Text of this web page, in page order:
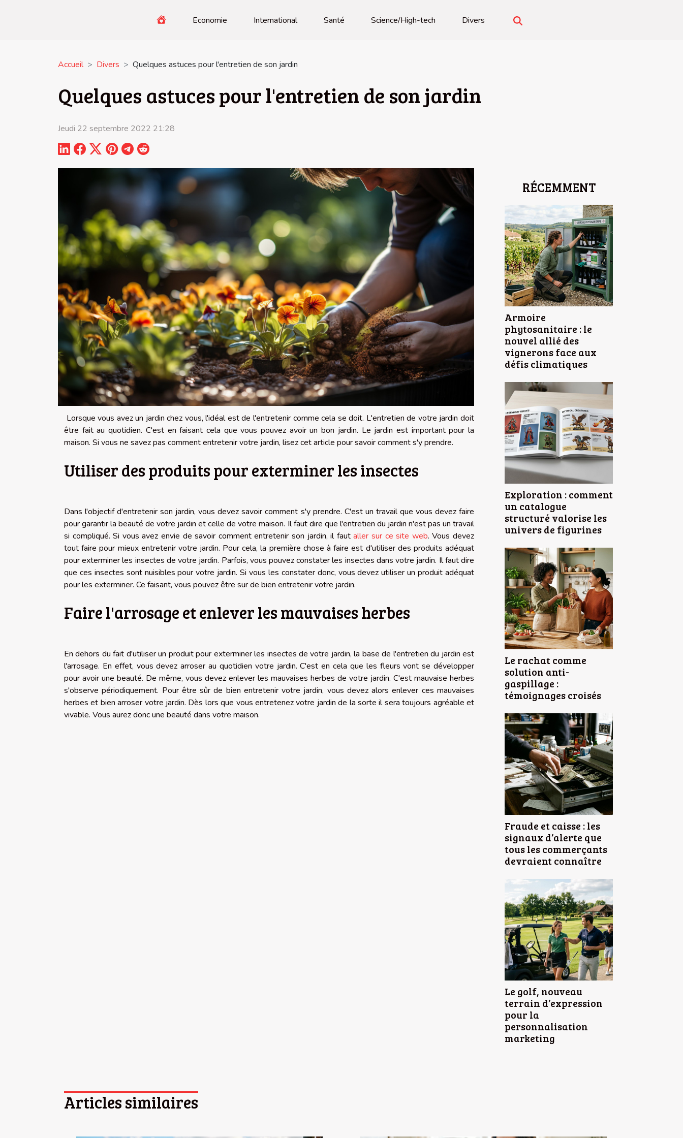
Economie International Santé Science/High-tech Divers
Accueil Divers Quelques astuces pour l'entretien de son jardin
Quelques astuces pour l'entretien de son jardin
Jeudi 22 septembre 2022 21:28
Lorsque vous avez un jardin chez vous, l'idéal est de l'entretenir comme cela se doit. L'entretien de votre jardin doit
être fait au quotidien. C'est en faisant cela que vous pouvez avoir un bon jardin. Le jardin est important pour la
maison. Si vous ne savez pas comment entretenir votre jardin, lisez cet article pour savoir comment s'y prendre.
Utiliser des produits pour exterminer les insectes
Dans l'objectif d'entretenir son jardin, vous devez savoir comment s'y prendre. C'est un travail que vous devez faire
pour garantir la beauté de votre jardin et celle de votre maison. Il faut dire que l'entretien du jardin n'est pas un travail
si compliqué. Si vous avez envie de savoir comment entretenir son jardin, il fautaller sur ce site web. Vous devez
tout faire pour mieux entretenir votre jardin. Pour cela, la première chose à faire est d'utiliser des produits adéquat
pour exterminer les insectes de votre jardin. Parfois, vous pouvez constater les insectes dans votre jardin. Il faut dire
que ces insectes sont nuisibles pour votre jardin. Si vous les constater donc, vous devez utiliser un produit adéquat
pour les exterminer. Ce faisant, vous pouvez être sur de bien entretenir votre jardin.
Faire l'arrosage et enlever les mauvaises herbes
En dehors du fait d'utiliser un produit pour exterminer les insectes de votre jardin, la base de l'entretien du jardin est
l'arrosage. En effet, vous devez arroser au quotidien votre jardin. C'est en cela que les fleurs vont se développer
pour avoir une beauté. De même, vous devez enlever les mauvaises herbes de votre jardin. C'est mauvaise herbes
s'observe périodiquement. Pour être sûr de bien entretenir votre jardin, vous devez alors enlever ces mauvaises
herbes et bien arroser votre jardin. Dès lors que vous entretenez votre jardin de la sorte il sera toujours agréable et
vivable. Vous aurez donc une beauté dans votre maison.
RÉCEMMENT
Armoire
phytosanitaire : le
nouvel allié des
vignerons face aux
défis climatiques
Exploration : comment
un catalogue
structuré valorise les
univers de figurines
Le rachat comme
solution anti-
gaspillage :
témoignages croisés
Fraude et caisse : les
signaux d’alerte que
tous les commerçants
devraient connaître
Le golf, nouveau
terrain d’expression
pour la
personnalisation
marketing
Articles similaires